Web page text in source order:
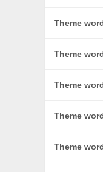
Theme
Theme
Theme
Theme
Theme